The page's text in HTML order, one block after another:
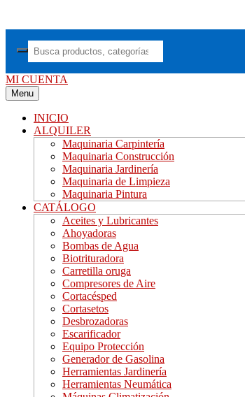
MI CUENTA
Menu
INICIO
ALQUILER
Maquinaria Carpintería
Maquinaria Construcción
Maquinaria Jardinería
Maquinaria de Limpieza
Maquinaria Pintura
CATÁLOGO
Aceites y Lubricantes
Ahoyadoras
Bombas de Agua
Biotrituradora
Carretilla oruga
Compresores de Aire
Cortacésped
Cortasetos
Desbrozadoras
Escarificador
Equipo Protección
Generador de Gasolina
Herramientas Jardinería
Herramientas Neumática